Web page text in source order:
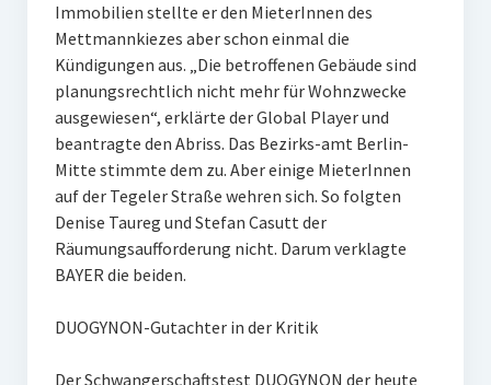
Immobilien stellte er den MieterInnen des
Mettmannkiezes aber schon einmal die
Kündigungen aus. „Die betroffenen Gebäude sind
planungsrechtlich nicht mehr für Wohnzwecke
ausgewiesen“, erklärte der Global Player und
beantragte den Abriss. Das Bezirks-amt Berlin-
Mitte stimmte dem zu. Aber einige MieterInnen
auf der Tegeler Straße wehren sich. So folgten
Denise Taureg und Stefan Casutt der
Räumungsaufforderung nicht. Darum verklagte
BAYER die beiden.
DUOGYNON-Gutachter in der Kritik
Der Schwangerschaftstest DUOGYNON der heute